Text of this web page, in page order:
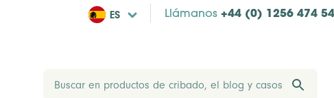
ES Llámanos +44 (0) 1256 474